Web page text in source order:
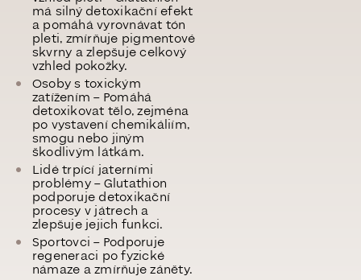
má silný detoxikační efekt
a pomáhá vyrovnávat tón
pleti, zmírňuje pigmentové
skvrny a zlepšuje celkový
vzhled pokožky.
Osoby s toxickým
zatížením – Pomáhá
detoxikovat tělo, zejména
po vystavení chemikáliím,
smogu nebo jiným
škodlivým látkám.
Lidé trpící jaterními
problémy– Glutathion
podporuje detoxikační
procesy v játrech a
zlepšuje jejich funkci.
Sportovci – Podporuje
regeneraci po fyzické
námaze a zmírňuje záněty.